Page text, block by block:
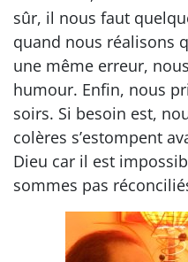
sûr, il nous faut
quand nous réalisons
une même erreur,
humour. Enfin, nous
soirs. Si besoin est,
colères s’estompent
Dieu car il est
sommes pas